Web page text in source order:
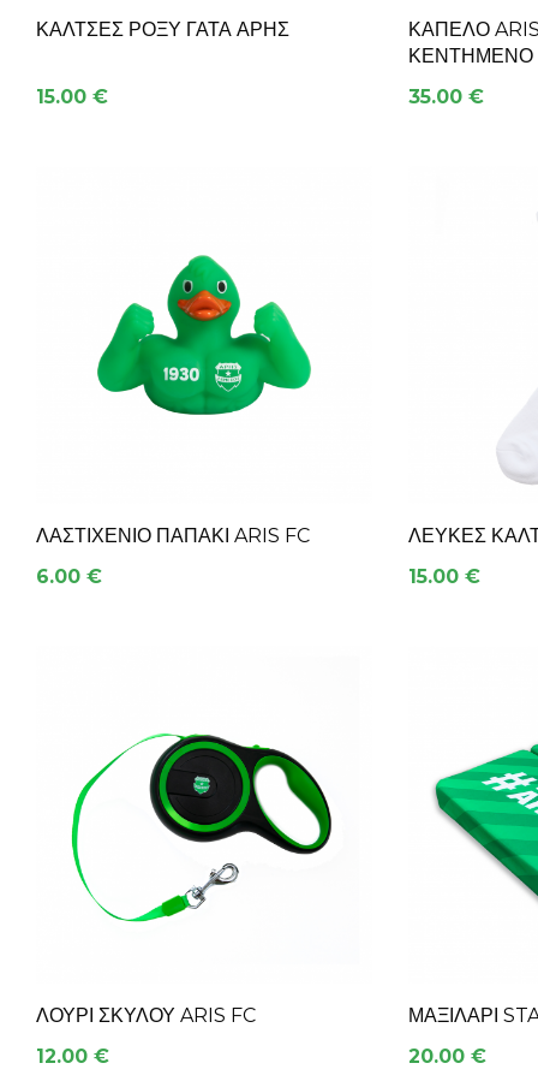
ΚΆΛΤΣΕΣ ΡΌΞΥ ΓΆΤΑ ΆΡΗΣ
15.00 €
ΚΑΠΈΛΟ
ΚΕΝΤΗΜΈΝΟ
35.00 €
ΛΑΣΤΙΧΈΝΙΟ ΠΑΠΆΚΙ ARIS FC
6.00 €
ΛΕΥΚΈΣ
15.00 €
ΛΟΥΡΙ ΣΚΥΛΟΥ ARIS FC
12.00 €
ΜΑΞΙΛΆΡΙ
20.00 €